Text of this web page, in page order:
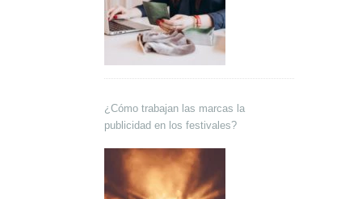
¿Cómo trabajan las marcas la
publicidad en los festivales?